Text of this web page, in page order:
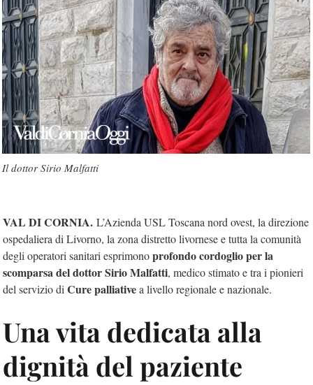
Il dottor Sirio Malfatti
VAL DI CORNIA. L’Azienda USL Toscana nord ovest, la direzione
ospedaliera di Livorno, la zona distretto livornese e tutta la comunità
degli operatori sanitari esprimonoprofondo cordoglio per la
scomparsa del dottor Sirio Malfatti, medico stimato e tra i pionieri
del servizio diCure palliativea livello regionale e nazionale.
Una vita dedicata alla
dignità del paziente